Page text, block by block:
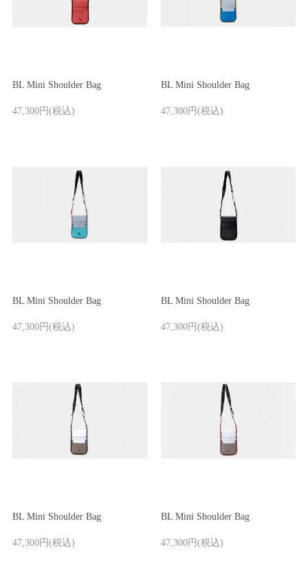
BL Mini Shoulder Bag
47,300円(税込)
BL Mini Shoulder Bag
47,300円(税込)
BL Mini Shoulder Bag
47,300円(税込)
BL Mini Shoulder Bag
47,300円(税込)
BL Mini Shoulder Bag
47,300円(税込)
BL Mini Shoulder Bag
47,300円(税込)